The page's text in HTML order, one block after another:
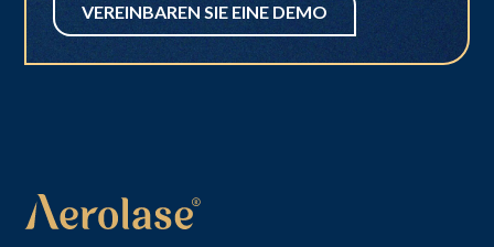
VEREINBAREN SIE EINE DEMO